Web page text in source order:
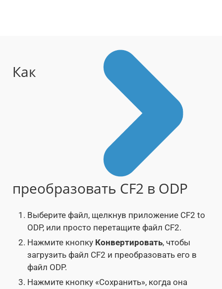
Как
преобразовать CF2 в ODP
Выберите файл, щелкнув приложение CF2 to
ODP, или просто перетащите файл CF2.
Нажмите кнопку Конвертировать, чтобы
загрузить файл CF2 и преобразовать его в
файл ODP.
Нажмите кнопку «Сохранить», когда она